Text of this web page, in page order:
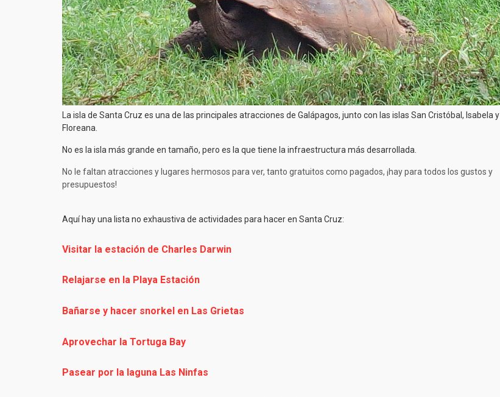
La isla de Santa Cruz es una de las principales atracciones de Galápagos, junto con las islas San Cristóbal, Isabela y
Floreana.
No es la isla más grande en tamaño, pero es la que tiene la infraestructura más desarrollada.
No le faltan atracciones y lugares hermosos para ver, tanto gratuitos como pagados, ¡hay para todos los gustos y
presupuestos!
Aquí hay una lista no exhaustiva de actividades para hacer en Santa Cruz:
Visitar la estación de Charles Darwin
Relajarse en la Playa Estación
Bañarse y hacer snorkel en Las Grietas
Aprovechar la Tortuga Bay
Pasear por la laguna Las Ninfas